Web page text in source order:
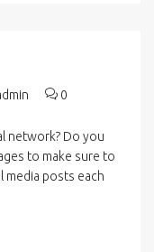
0
network? Do you
to make sure to
media posts each